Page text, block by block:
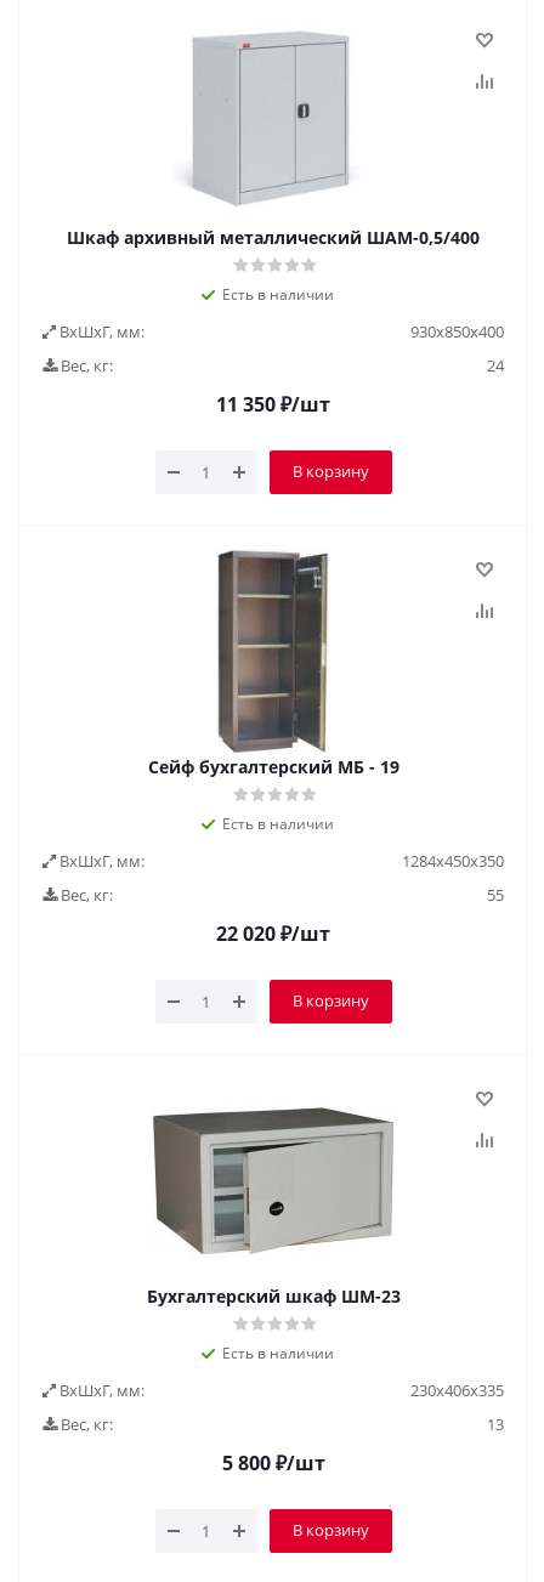
Шкаф архивный металлический ШАМ-0,5/400
Есть в наличии
ВxШxГ, мм:
930х850х400
Вес, кг:
24
11 350₽/шт
В корзину
Сейф бухгалтерский МБ - 19
Есть в наличии
ВxШxГ, мм:
1284х450х350
Вес, кг:
55
22 020₽/шт
В корзину
Бухгалтерский шкаф ШМ-23
Есть в наличии
ВxШxГ, мм:
230x406x335
Вес, кг:
13
5 800₽/шт
В корзину